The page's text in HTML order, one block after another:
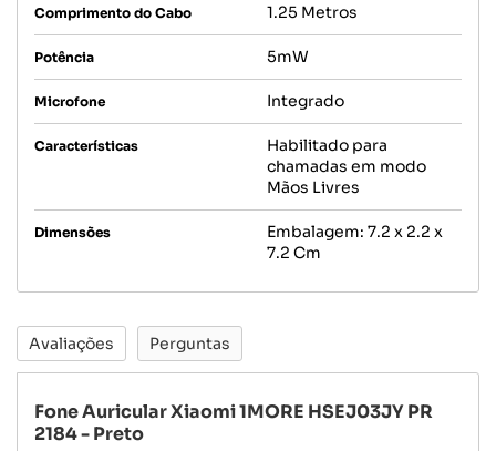
Comprimento do Cabo 1.25 Metros
Potência 5mW
Microfone Integrado
Características
Habilitado para
chamadas em modo
Mãos Livres
Dimensões
Embalagem: 7.2 x 2.2 x
7.2 Cm
Avaliações Perguntas
Fone Auricular Xiaomi 1MORE HSEJ03JY PR
2184 - Preto